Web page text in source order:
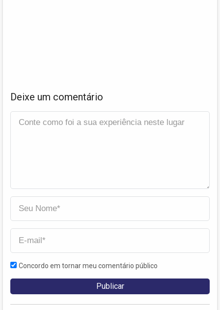
Deixe um comentário
Concordo em tornar meu comentário público